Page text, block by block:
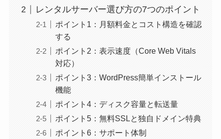
レンタルサーバー選び方の7つのポイント
ポイント1：月額料金とコスト構造を確認
する
ポイント2：表示速度（Core Web Vitals
対応）
ポイント3：WordPress簡単インストール
機能
ポイント4：ディスク容量と転送量
ポイント5：無料SSLと独自ドメイン特典
ポイント6：サポート体制